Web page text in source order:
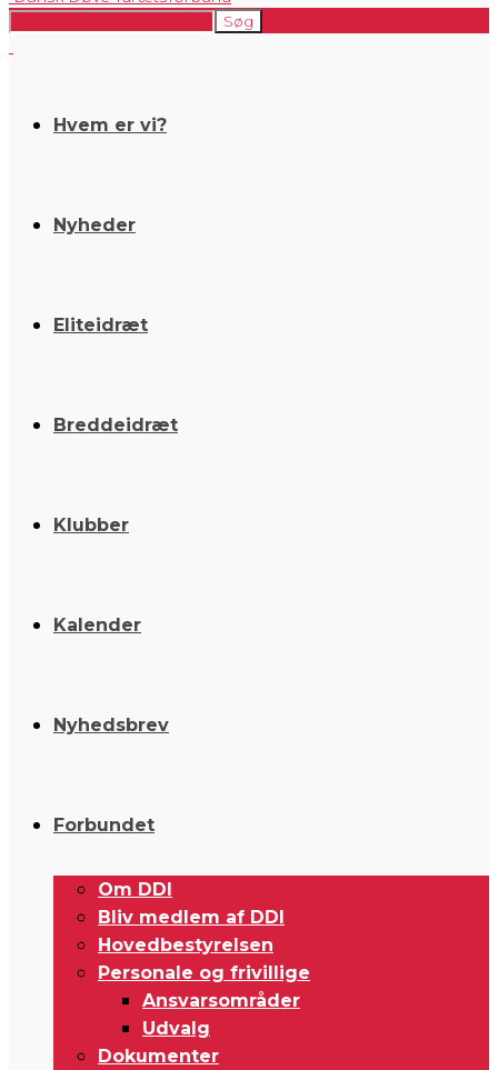
Hvem er vi?
Nyheder
Eliteidræt
Breddeidræt
Klubber
Kalender
Nyhedsbrev
Forbundet
Om DDI
Bliv medlem af DDI
Hovedbestyrelsen
Personale og frivillige
Ansvarsområder
Udvalg
Dokumenter